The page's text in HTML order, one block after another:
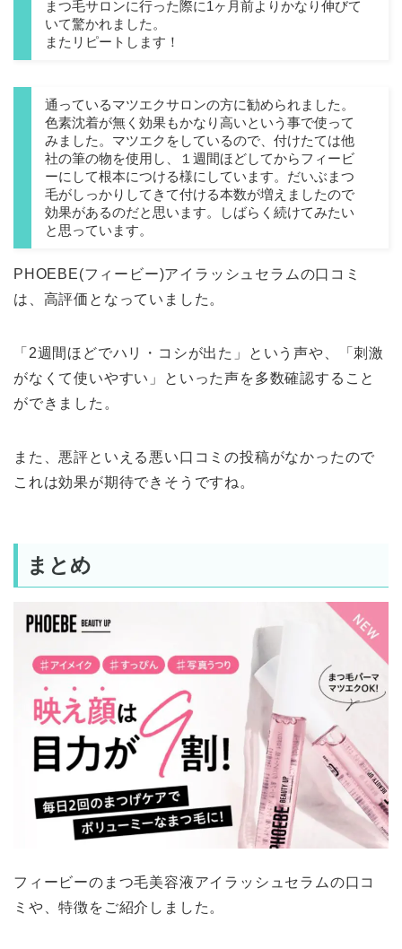
まつ毛サロンに行った際に1ヶ月前よりかなり伸びて
いて驚かれました。
またリピートします！
通っているマツエクサロンの方に勧められました。
色素沈着が無く効果もかなり高いという事で使って
みました。マツエクをしているので、付けたては他
社の筆の物を使用し、１週間ほどしてからフィービ
ーにして根本につける様にしています。だいぶまつ
毛がしっかりしてきて付ける本数が増えましたので
効果があるのだと思います。しばらく続けてみたい
と思っています。
PHOEBE(フィービー)アイラッシュセラムの口コミ
は、高評価となっていました。
「2週間ほどでハリ・コシが出た」という声や、「刺激
がなくて使いやすい」といった声を多数確認すること
ができました。
また、悪評といえる悪い口コミの投稿がなかったので
これは効果が期待できそうですね。
まとめ
フィービーのまつ毛美容液アイラッシュセラムの口コ
ミや、特徴をご紹介しました。